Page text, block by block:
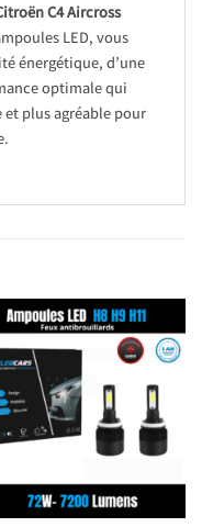
C4 Aircross
LED, vous
énergétique, d’une
optimale qui
plus agréable pour